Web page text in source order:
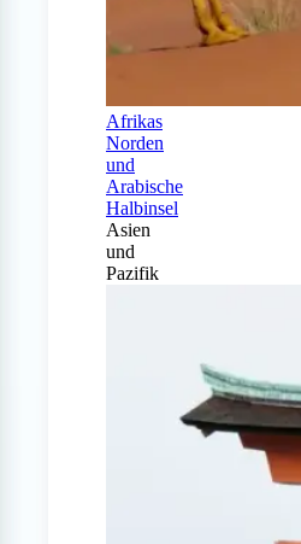
Afrikas
Norden
und
Arabische
Halbinsel
Asien
und
Pazifik